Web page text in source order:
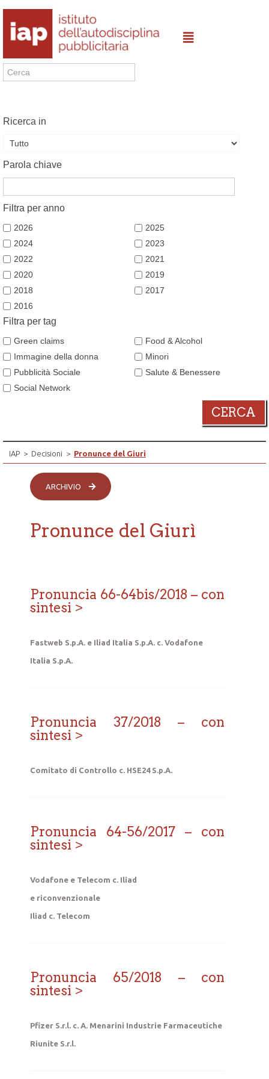
Ricerca in
Parola chiave
Filtra per anno
2026
2025
2024
2023
2022
2021
2020
2019
2018
2017
2016
Filtra per tag
Green claims
Food & Alcohol
Immagine della donna
Minori
Pubblicità Sociale
Salute & Benessere
Social Network
CERCA
IAP > Decisioni > Pronunce del Giurì
ARCHIVIO
Pronunce del Giurì
Pronuncia 66-64bis/2018 – con
sintesi
Fastweb S.p.A. e Iliad Italia S.p.A. c. Vodafone
Italia S.p.A.
Pronuncia 37/2018 – con
sintesi
Comitato di Controllo c. HSE24 S.p.A.
Pronuncia 64-56/2017 – con
sintesi
Vodafone e Telecom c. Iliad
e riconvenzionale
Iliad c. Telecom
Pronuncia 65/2018 – con
sintesi
Pfizer S.r.l. c. A. Menarini Industrie Farmaceutiche
Riunite S.r.l.